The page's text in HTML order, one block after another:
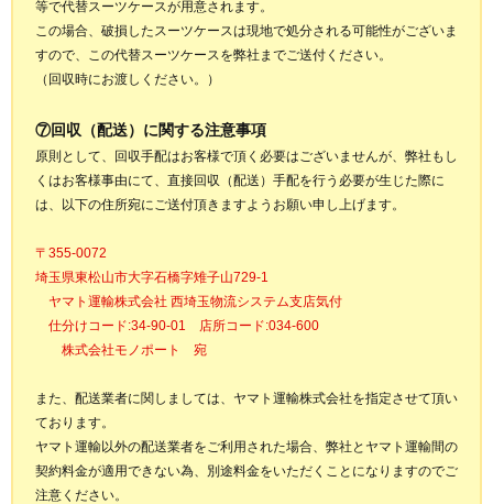
等で代替スーツケースが用意されます。
この場合、破損したスーツケースは現地で処分される可能性がございま
すので、この代替スーツケースを弊社までご送付ください。
（回収時にお渡しください。）
⑦回収（配送）に関する注意事項
原則として、回収手配はお客様で頂く必要はございませんが、弊社もし
くはお客様事由にて、直接回収（配送）手配を行う必要が生じた際に
は、以下の住所宛にご送付頂きますようお願い申し上げます。
〒355-0072
埼玉県東松山市大字石橋字雉子山729-1
ヤマト運輸株式会社 西埼玉物流システム支店気付
仕分けコード:34-90-01 店所コード:034-600
株式会社モノポート 宛
また、配送業者に関しましては、ヤマト運輸株式会社を指定させて頂い
ております。
ヤマト運輸以外の配送業者をご利用された場合、弊社とヤマト運輸間の
契約料金が適用できない為、別途料金をいただくことになりますのでご
注意ください。